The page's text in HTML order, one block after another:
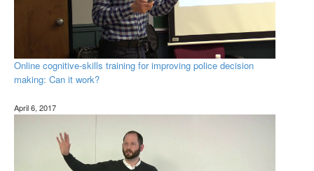
Online cognitive-skills training for improving police decision
making: Can it work?
April 6, 2017